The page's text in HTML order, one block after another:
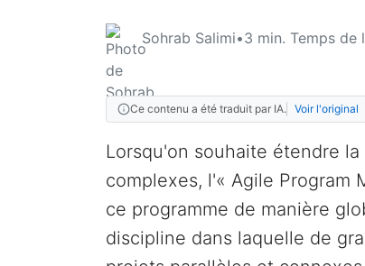
Sohrab Salimi•3 min. Temps de
Ce contenu a été traduit par IA. Voir l'original
Lorsqu'on souhaite étendre
complexes, l'« Agile Program
ce programme de manière
discipline dans laquelle de